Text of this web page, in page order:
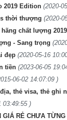
2019 Edition (2020-
thời thượng (2020-
chất lượng 2019
- Sang trọng
đẹp (2020-05-16
tiền (2023-06-05
06-02 14:07:09 )
thẻ visa, thẻ ghi
03:49:55 )
RẺ CHƯA TỪNG